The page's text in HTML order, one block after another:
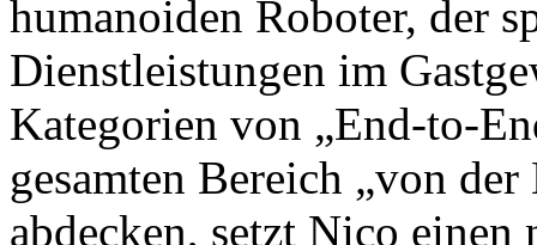
humanoiden Roboter, der
Dienstleistungen im
Kategorien von „End-to-
gesamten Bereich „von
abdecken, setzt Nico